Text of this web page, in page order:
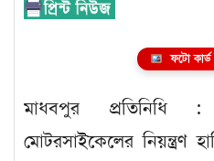
ফটো
মাধবপুর প্রতিনিধি :
মোটরসাইকেলের নিয়ন্ত্রণ